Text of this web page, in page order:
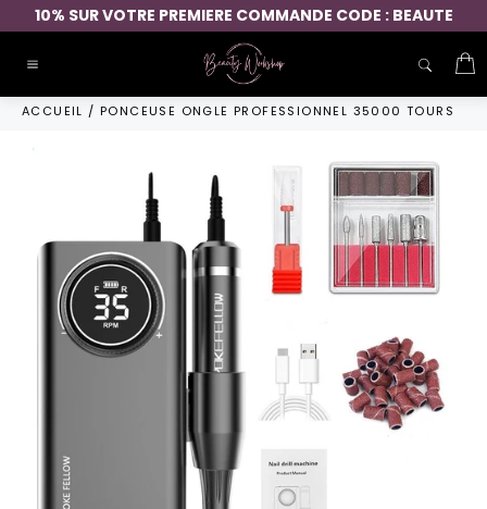
Passer
au
10% SUR VOTRE PREMIERE COMMANDE CODE : BEAUTE
ACCUEIL / PONCEUSE ONGLE PROFESSIONNEL 35000 TOURS